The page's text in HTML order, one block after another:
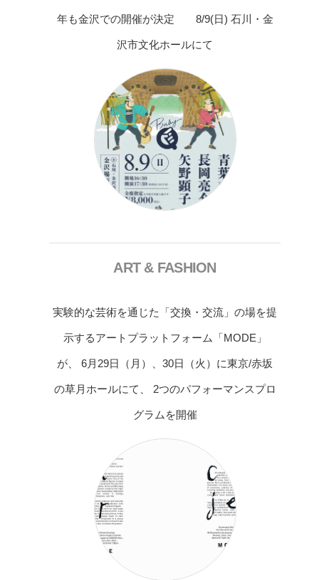
年も金沢での開催が決定 8/9(日) 石川・金
沢市文化ホールにて
ART & FASHION
実験的な芸術を通じた「交換・交流」の場を提
示するアートプラットフォーム「MODE」
が、 6月29日（月）、30日（火）に東京/赤坂
の草月ホールにて、 2つのパフォーマンスプロ
グラムを開催